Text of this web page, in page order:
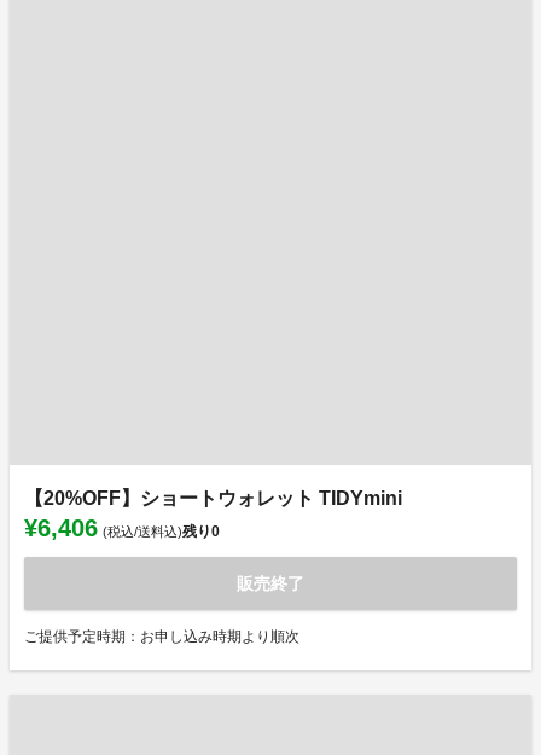
【20%OFF】ショートウォレット TIDYmini
¥6,406 (税込/送料込)残り0
販売終了
ご提供予定時期：お申し込み時期より順次